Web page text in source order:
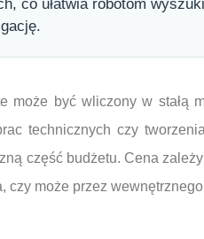
co ułatwia robotom
może być wliczony w stałą
technicznych czy
część budżetu. Cena
czy może przez